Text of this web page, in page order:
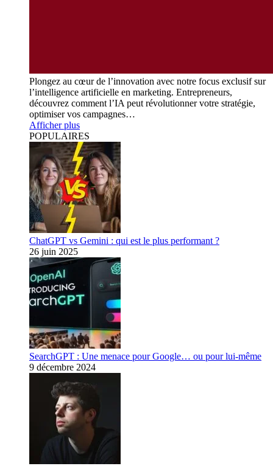
Plongez au cœur de l’innovation avec notre focus exclusif sur
l’intelligence artificielle en marketing. Entrepreneurs,
découvrez comment l’IA peut révolutionner votre stratégie,
optimiser vos campagnes…
Afficher plus
POPULAIRES
ChatGPT vs Gemini : qui est le plus performant ?
26 juin 2025
SearchGPT : Une menace pour Google… ou pour lui-même
9 décembre 2024